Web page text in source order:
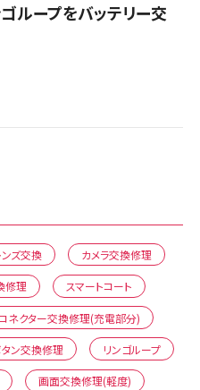
ループをバッテリー交
ンズ交換 カメラ交換修理
修理 スマートコート
コネクター交換修理(充電部分)
ン交換修理 リンゴループ
画面交換修理(軽度)